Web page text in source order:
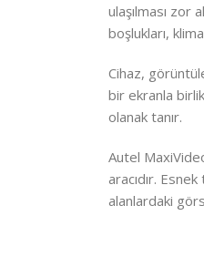
ulaşılması zor
boşlukları,
Cihaz,
bir ekranla
olanak tanır.
Autel
aracıdır.
alanlardaki